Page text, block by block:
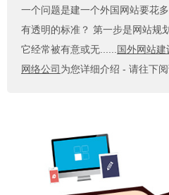
一个问题是建一个外国网站要花
有透明的标准？ 第一步是网站规
它经常被有意或无......国外网站
网络公司 为您详细介绍 - 请往下阅